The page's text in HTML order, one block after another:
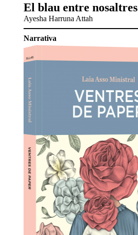
El blau entre nosaltres
Ayesha Harruna Attah
Narrativa